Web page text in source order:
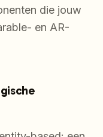
die jouw
en AR-